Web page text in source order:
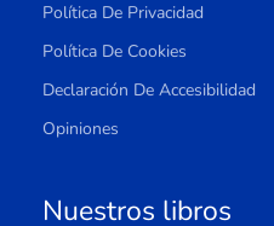
Política De Privacidad
Política De Cookies
Declaración De Accesibilidad
Opiniones
Nuestros libros